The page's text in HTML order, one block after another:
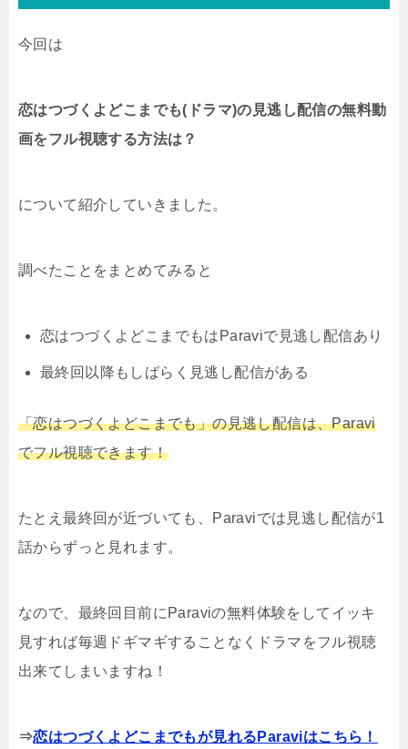
今回は
恋はつづくよどこまでも(ドラマ)の見逃し配信の無料動
画をフル視聴する方法は？
について紹介していきました。
調べたことをまとめてみると
恋はつづくよどこまでもはParaviで見逃し配信あり
最終回以降もしばらく見逃し配信がある
「恋はつづくよどこまでも」の見逃し配信は、Paravi
でフル視聴できます！
たとえ最終回が近づいても、Paraviでは見逃し配信が1
話からずっと見れます。
なので、最終回目前にParaviの無料体験をしてイッキ
見すれば毎週ドギマギすることなくドラマをフル視聴
出来てしまいますね！
⇒恋はつづくよどこまでもが見れるParaviはこちら！